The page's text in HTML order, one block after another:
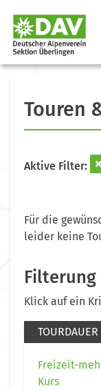
Touren
Aktive Filter:
Für die
leider keine
Filterung
Klick auf ein
TOURDAUER
Freizeit-
Kurs